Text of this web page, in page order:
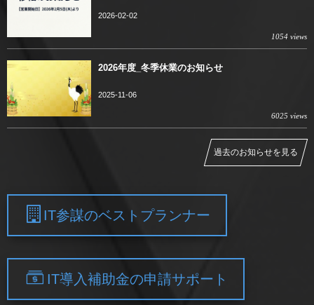
2026-02-02
1054 views
2026年度_冬季休業のお知らせ
2025-11-06
6025 views
過去のお知らせを見る
IT参謀のベストプランナー
IT導入補助金の申請サポート